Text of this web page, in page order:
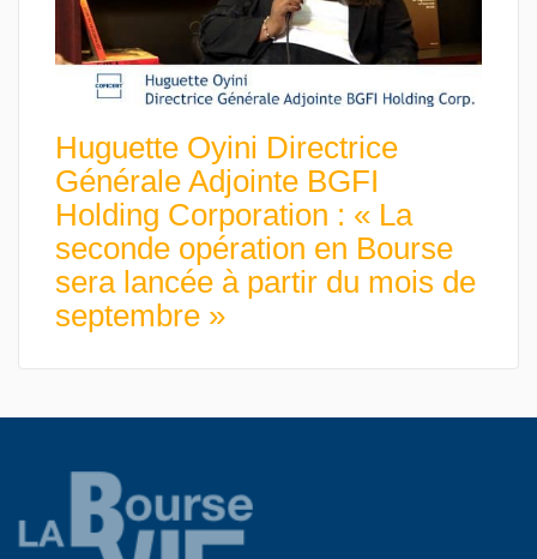
Huguette Oyini Directrice
Générale Adjointe BGFI
Holding Corporation : « La
seconde opération en Bourse
sera lancée à partir du mois de
septembre »